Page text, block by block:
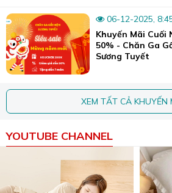
06-12-2025,
Khuyến Mãi Cuối
50% - Chăn Ga
Sương Tuyết
XEM TẤT CẢ KHUYẾN
YOUTUBE CHANNEL